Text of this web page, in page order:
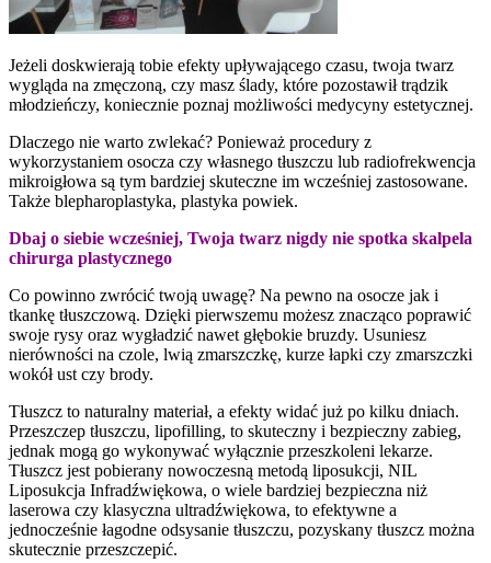
Jeżeli doskwierają tobie efekty upływającego czasu, twoja twarz
wygląda na zmęczoną, czy masz ślady, które pozostawił trądzik
młodzieńczy, koniecznie poznaj możliwości medycyny estetycznej.
Dlaczego nie warto zwlekać? Ponieważ procedury z
wykorzystaniem osocza czy własnego tłuszczu lub radiofrekwencja
mikroigłowa są tym bardziej skuteczne im wcześniej zastosowane.
Także blepharoplastyka, plastyka powiek.
Dbaj o siebie wcześniej, Twoja twarz nigdy nie spotka skalpela
chirurga plastycznego
Co powinno zwrócić twoją uwagę? Na pewno na osocze jak i
tkankę tłuszczową. Dzięki pierwszemu możesz znacząco poprawić
swoje rysy oraz wygładzić nawet głębokie bruzdy. Usuniesz
nierówności na czole, lwią zmarszczkę, kurze łapki czy zmarszczki
wokół ust czy brody.
Tłuszcz to naturalny materiał, a efekty widać już po kilku dniach.
Przeszczep tłuszczu, lipofilling, to skuteczny i bezpieczny zabieg,
jednak mogą go wykonywać wyłącznie przeszkoleni lekarze.
Tłuszcz jest pobierany nowoczesną metodą liposukcji, NIL
Liposukcja Infradźwiękowa, o wiele bardziej bezpieczna niż
laserowa czy klasyczna ultradźwiękowa, to efektywne a
jednocześnie łagodne odsysanie tłuszczu, pozyskany tłuszcz można
skutecznie przeszczepić.